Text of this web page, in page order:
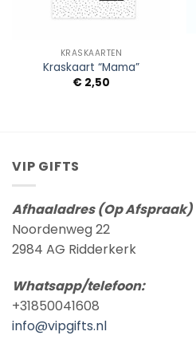
KRASKAARTEN
Kraskaart “Mama”
€ 2,50
VIP GIFTS
Afhaaladres (Op Afspraak)
Noordenweg 22
2984 AG Ridderkerk
Whatsapp/telefoon:
+31850041608
info@vipgifts.nl